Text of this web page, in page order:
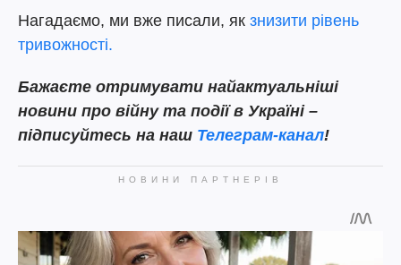
Нагадаємо, ми вже писали, як знизити рівень
тривожності.
Бажаєте отримувати найактуальніші
новини про війну та події в Україні –
підписуйтесь на наш Телеграм-канал!